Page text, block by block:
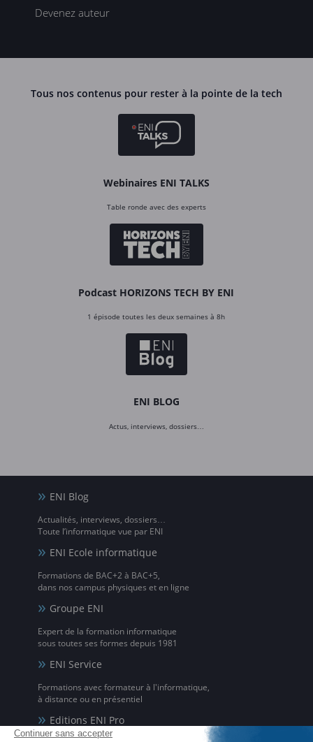
Devenez auteur
Tous nos contenus pour rester à la pointe de la tech
Webinaires ENI TALKS
Table ronde avec des experts
Podcast HORIZONS TECH BY ENI
1 épisode toutes les deux semaines à 8h
ENI BLOG
Actus, interviews, dossiers…
ENI Blog
Actualités, interviews, dossiers…
Toute l’informatique vue par ENI
ENI Ecole informatique
Formations de BAC+2 à BAC+5,
dans nos campus physiques et en ligne
Groupe ENI
Expert de la formation informatique
sous toutes ses formes depuis 1981
ENI Service
Formations avec formateur à l'informatique,
à distance ou en présentiel
Editions ENI Pro